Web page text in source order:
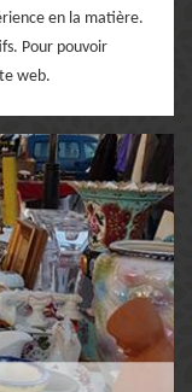
en la matière.
Pour pouvoir
web.